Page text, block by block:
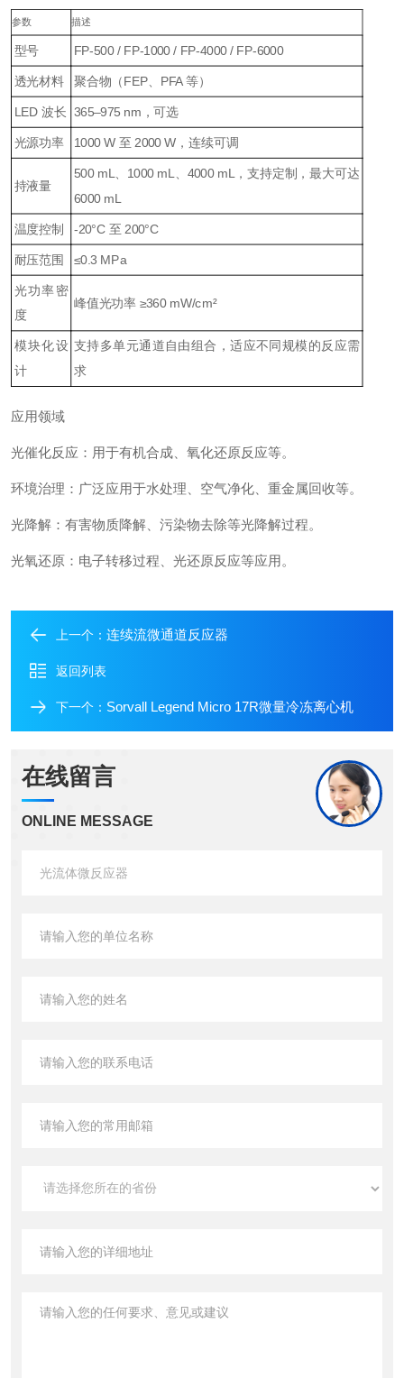
参数 描述
型号 FP-500 / FP-1000 / FP-4000 / FP-6000
透光材料 聚合物（FEP、PFA 等）
LED 波长 365–975 nm，可选
光源功率 1000 W 至 2000 W，连续可调
持液量
500 mL、1000 mL、4000 mL，支持定制，最大可达
6000 mL
温度控制 -20°C 至 200°C
耐压范围 ≤0.3 MPa
光功率密
度
峰值光功率 ≥360 mW/cm²
模块化设
计
支持多单元通道自由组合，适应不同规模的反应需
求
应用领域
光催化反应：用于有机合成、氧化还原反应等。
环境治理：广泛应用于水处理、空气净化、重金属回收等。
光降解：有害物质降解、污染物去除等光降解过程。
光氧还原：电子转移过程、光还原反应等应用。
上一个： 连续流微通道反应器
返回列表
下一个： Sorvall Legend Micro 17R微量冷冻离心机
在线留言
ONLINE MESSAGE